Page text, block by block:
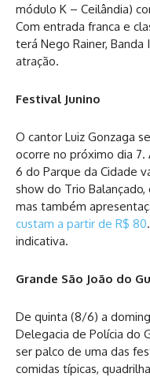
módulo K – Ceilândia)
Com entrada franca e
terá Nego Rainer,
atração.
Festival Junino
O cantor Luiz Gonzaga
ocorre no próximo dia 7.
6 do Parque da Cidade
show do Trio
mas também
custam a partir de R$ 80
indicativa.
Grande São João do
De quinta (8/6) a
Delegacia de Polícia do
ser palco de uma das
comidas típicas,